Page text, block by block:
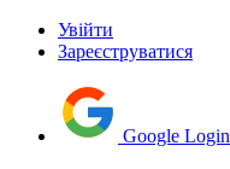
Увійти
Зареєструватися
Google Login